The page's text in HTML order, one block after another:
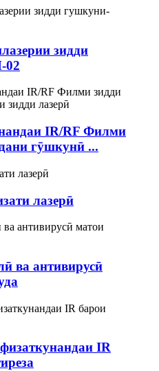
зидди
02
IR/RF Филми
гӯшкунӣ ...
лазерӣ
ва антивирусӣ
IR